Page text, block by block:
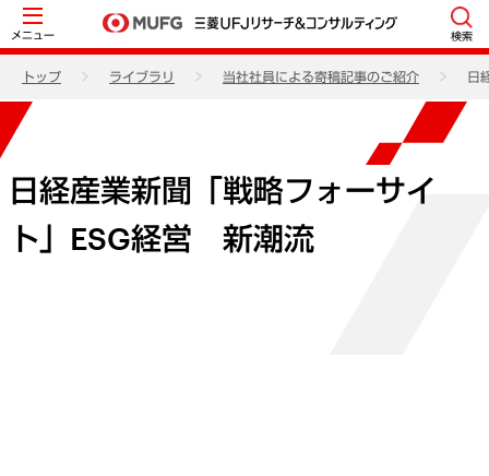
メニュー 検索
トップ ライブラリ 当社社員による寄稿記事のご紹介 日
日経産業新聞「戦略フォーサイ
ト」ESG経営 新潮流